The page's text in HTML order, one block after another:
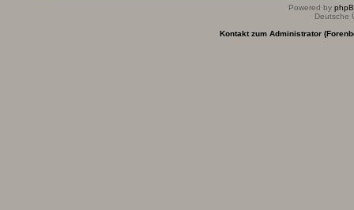
Powered by
Deutsche
Kontakt zum Administrator